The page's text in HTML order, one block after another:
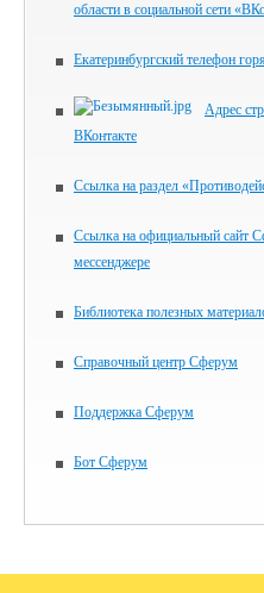
области в социальной сети
Екатеринбургский телефон
Адрес
ВКонтакте
Ссылка на раздел
Ссылка на официальный сайт
мессенджере
Библиотека полезных
Справочный центр Сферум
Поддержка Сферум
Бот Сферум